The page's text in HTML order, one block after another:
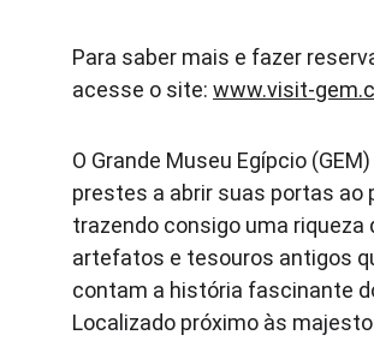
Para saber mais e fazer
acesse o site: www.visit-
O Grande Museu Egípcio
prestes a abrir suas portas ao
trazendo consigo uma riqueza
artefatos e tesouros antigos
contam a história fascinante
Localizado próximo às